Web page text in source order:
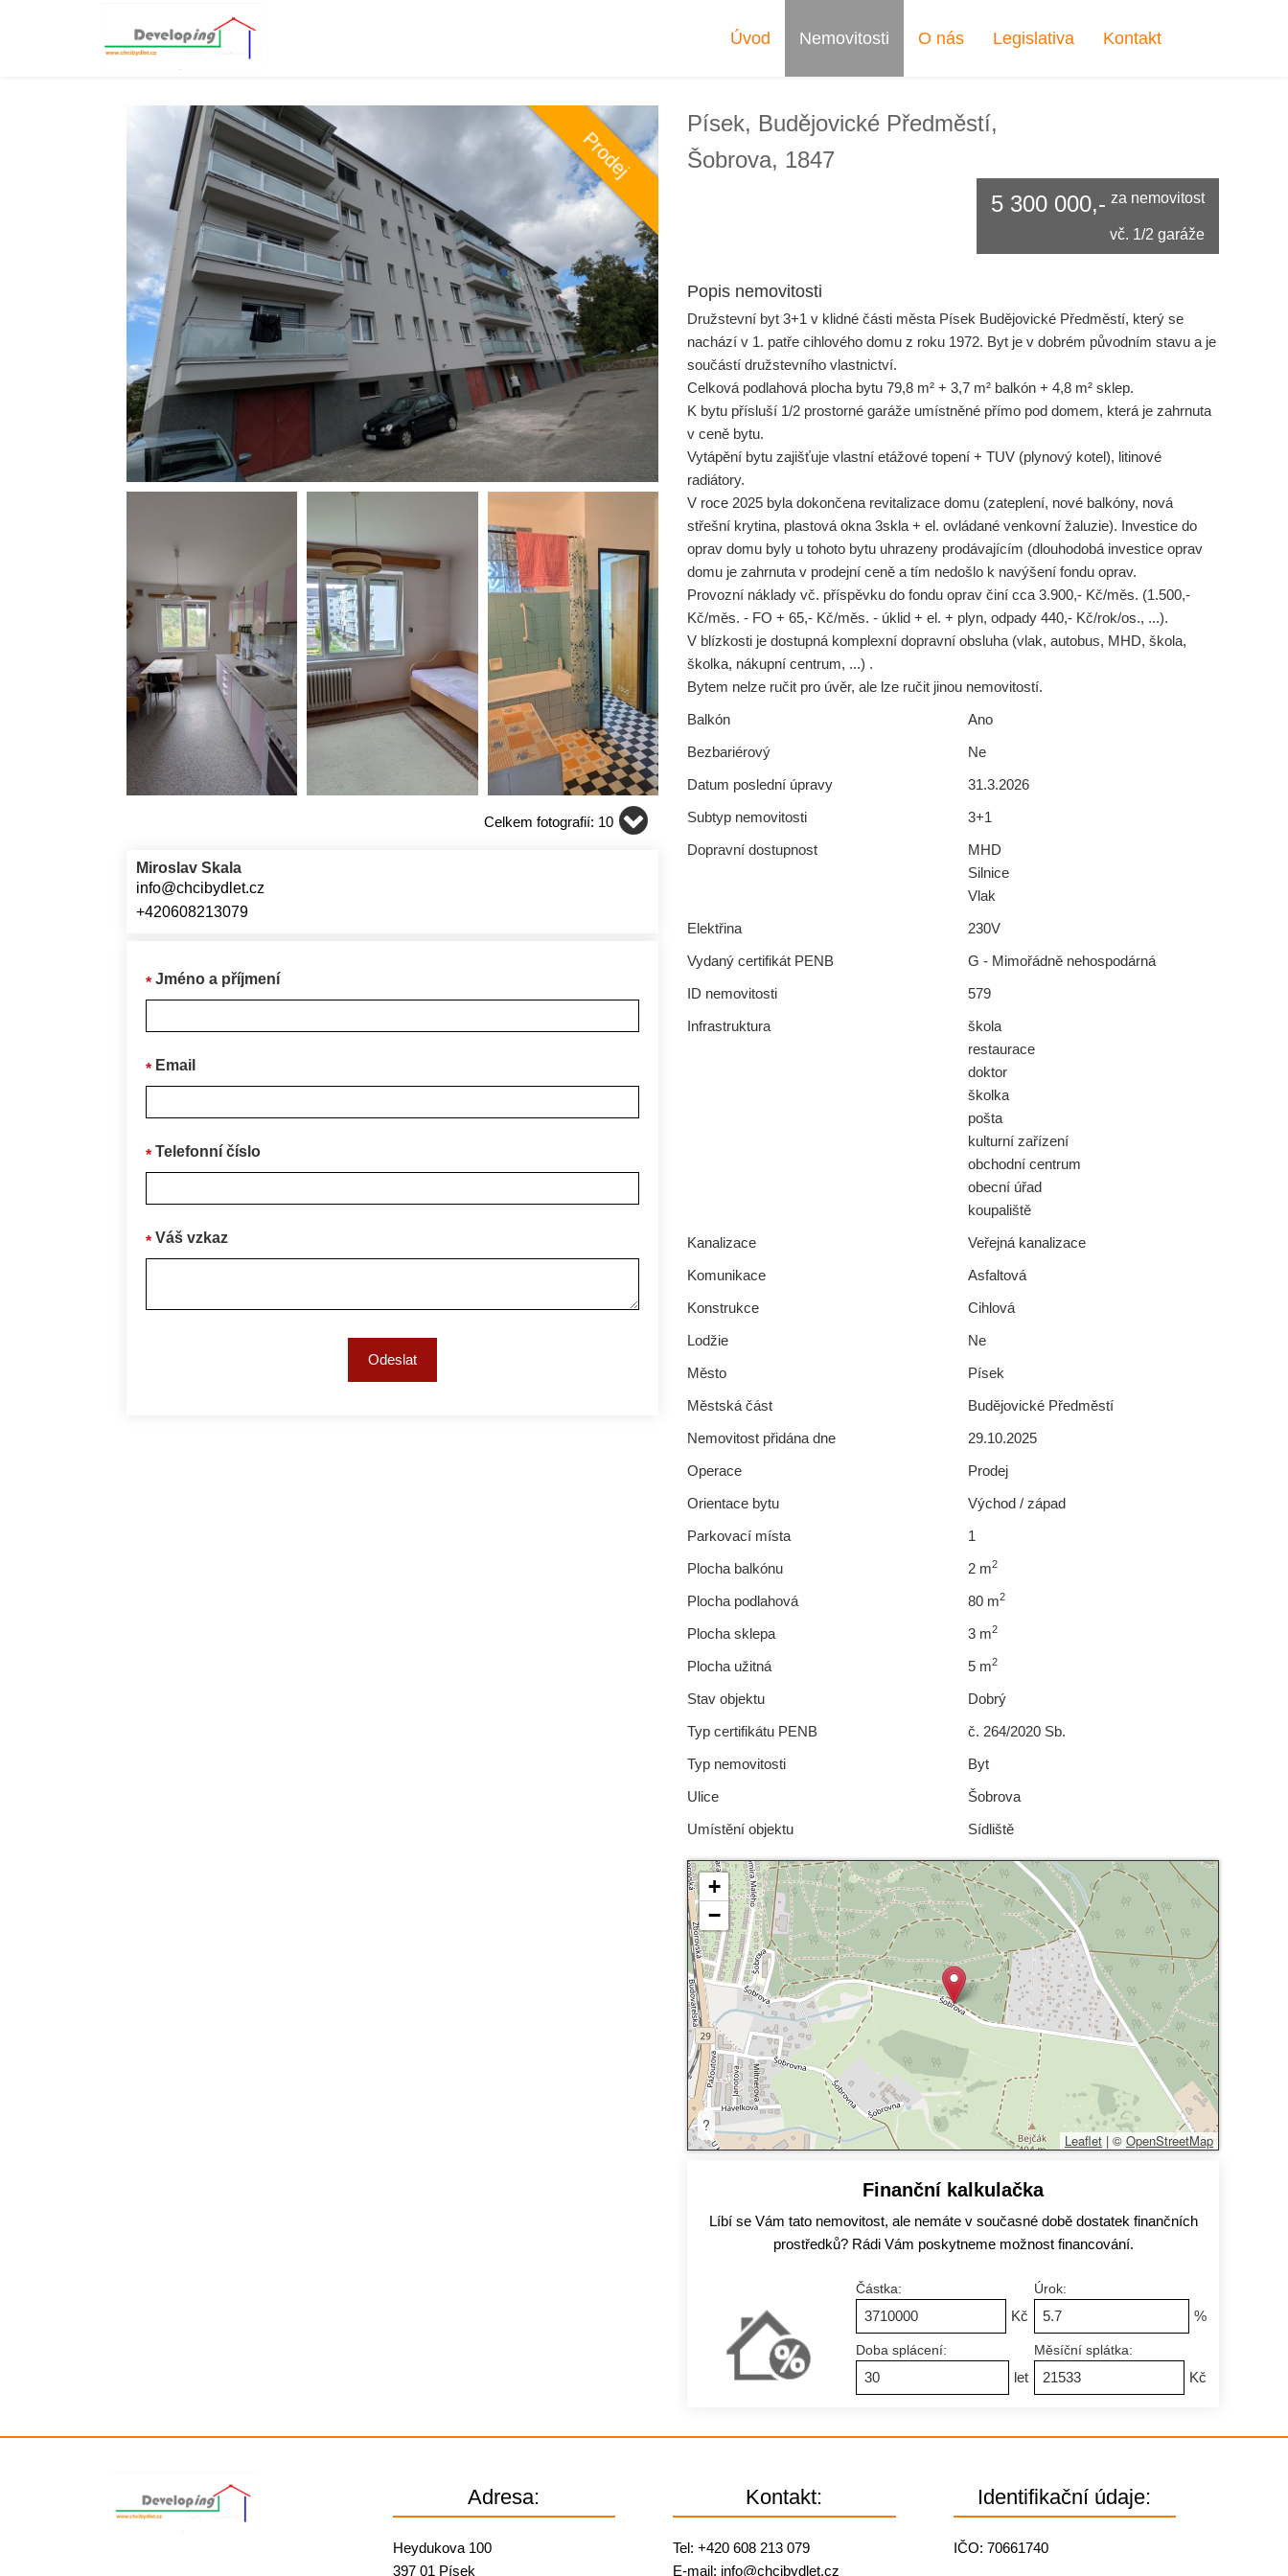
Úvod Nemovitosti O nás Legislativa Kontakt
Prodej
Celkem fotografií: 10
Miroslav Skala
info@chcibydlet.cz
+420608213079
Jméno a příjmení
Email
Telefonní číslo
Váš vzkaz
Písek, Budějovické Předměstí,
Šobrova, 1847
5 300 000,- za nemovitost
vč. 1/2 garáže
Popis nemovitosti
Družstevní byt 3+1 v klidné části města Písek Budějovické Předměstí, který se
nachází v 1. patře cihlového domu z roku 1972. Byt je v dobrém původním stavu a je
součástí družstevního vlastnictví.
Celková podlahová plocha bytu 79,8 m² + 3,7 m² balkón + 4,8 m² sklep.
K bytu přísluší 1/2 prostorné garáže umístněné přímo pod domem, která je zahrnuta
v ceně bytu.
Vytápění bytu zajišťuje vlastní etážové topení + TUV (plynový kotel), litinové
radiátory.
V roce 2025 byla dokončena revitalizace domu (zateplení, nové balkóny, nová
střešní krytina, plastová okna 3skla + el. ovládané venkovní žaluzie). Investice do
oprav domu byly u tohoto bytu uhrazeny prodávajícím (dlouhodobá investice oprav
domu je zahrnuta v prodejní ceně a tím nedošlo k navýšení fondu oprav.
Provozní náklady vč. příspěvku do fondu oprav činí cca 3.900,- Kč/měs. (1.500,-
Kč/měs. - FO + 65,- Kč/měs. - úklid + el. + plyn, odpady 440,- Kč/rok/os., ...).
V blízkosti je dostupná komplexní dopravní obsluha (vlak, autobus, MHD, škola,
školka, nákupní centrum, ...) .
Bytem nelze ručit pro úvěr, ale lze ručit jinou nemovitostí.
Balkón
Ano
Bezbariérový
Ne
Datum poslední úpravy
31.3.2026
Subtyp nemovitosti
3+1
Dopravní dostupnost
MHD
Silnice
Vlak
Elektřina
230V
Vydaný certifikát PENB
G - Mimořádně nehospodárná
ID nemovitosti
579
Infrastruktura
škola
restaurace
doktor
školka
pošta
kulturní zařízení
obchodní centrum
obecní úřad
koupaliště
Kanalizace
Veřejná kanalizace
Komunikace
Asfaltová
Konstrukce
Cihlová
Lodžie
Ne
Město
Písek
Městská část
Budějovické Předměstí
Nemovitost přidána dne
29.10.2025
Operace
Prodej
Orientace bytu
Východ / západ
Parkovací místa
1
Plocha balkónu
2 m2
Plocha podlahová 80 m2
Plocha sklepa 3 m2
Plocha užitná 5 m2
Stav objektu
Dobrý
Typ certifikátu PENB
č. 264/2020 Sb.
Typ nemovitosti
Byt
Ulice
Šobrova
Umístění objektu
Sídliště
+
−
?
Leaflet | © OpenStreetMap
Finanční kalkulačka
Líbí se Vám tato nemovitost, ale nemáte v současné době dostatek finančních
prostředků? Rádi Vám poskytneme možnost financování.
Částka:
Kč
Úrok:
%
Doba splácení:
let
Měsíční splátka:
Kč
Adresa:
Heydukova 100
397 01 Písek
Kontakt:
Tel: +420 608 213 079
E-mail: info@chcibydlet.cz
Identifikační údaje:
IČO: 70661740